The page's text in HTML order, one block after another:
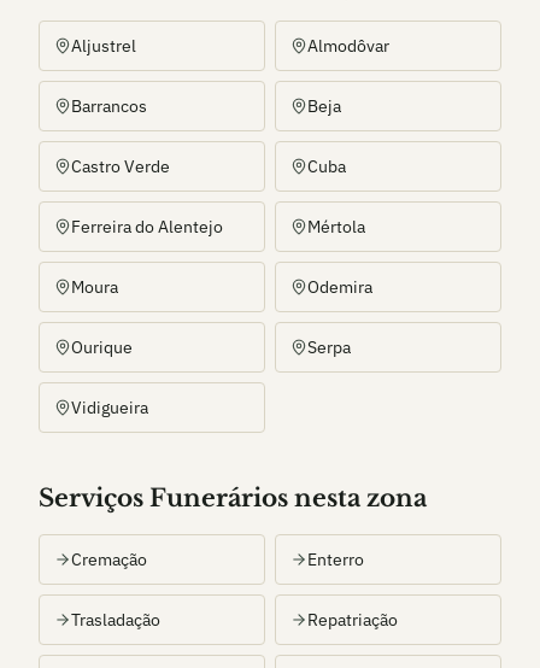
Aljustrel Almodôvar
Barrancos Beja
Castro Verde Cuba
Ferreira do Alentejo Mértola
Moura Odemira
Ourique Serpa
Vidigueira
Serviços Funerários nesta zona
Cremação Enterro
Trasladação Repatriação